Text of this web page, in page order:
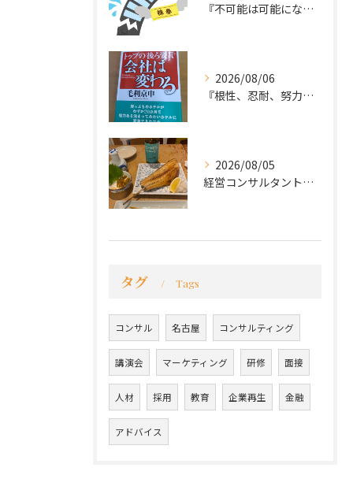
『不可能は可能になる』
2026/08/06
『根性、忍耐、努力という言葉は死語なのか』
2026/08/05
経営コンサルタントのモーちゃん・毛利京申です。
タグ Tags
コンサル 名古屋 コンサルティング
講演会 マーケティング 研修 面接
人材 採用 教育 企業再生 金融
アドバイス